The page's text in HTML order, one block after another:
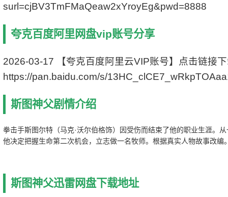
文件大小 1890 MB
surl=cjBV3TmFMaQeaw2xYroyEg&pwd=8888
夸克百度阿里网盘vip账号分享
2026-03-17 【夸克百度阿里云VIP账号】点击链接
https://pan.baidu.com/s/
斯图神父剧情介绍
拳击手斯图尔特（马克·沃尔伯格饰）因受伤而结束了他的职业生涯。
他决定把握生命第二次机会，立志做一名牧师。根据真实人物故事改编
斯图神父迅雷网盘下载地址